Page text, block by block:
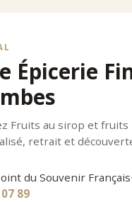
Épicerie
Fruits au sirop et fruits
retrait et
du Souvenir
89